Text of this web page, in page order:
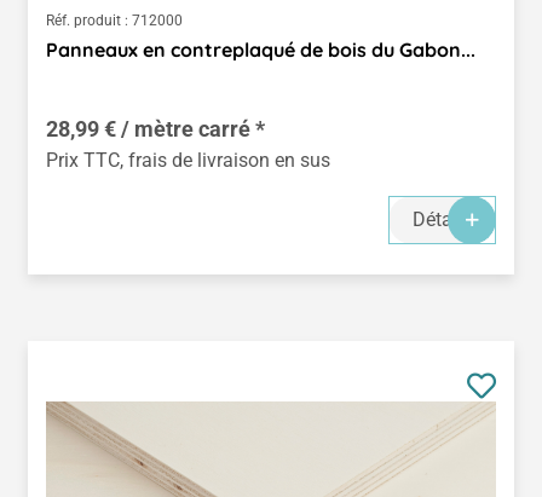
Réf. produit : 712000
Panneaux en contreplaqué de bois du Gabon...
28,99 € / mètre carré *
Prix TTC, frais de livraison en sus
Détails